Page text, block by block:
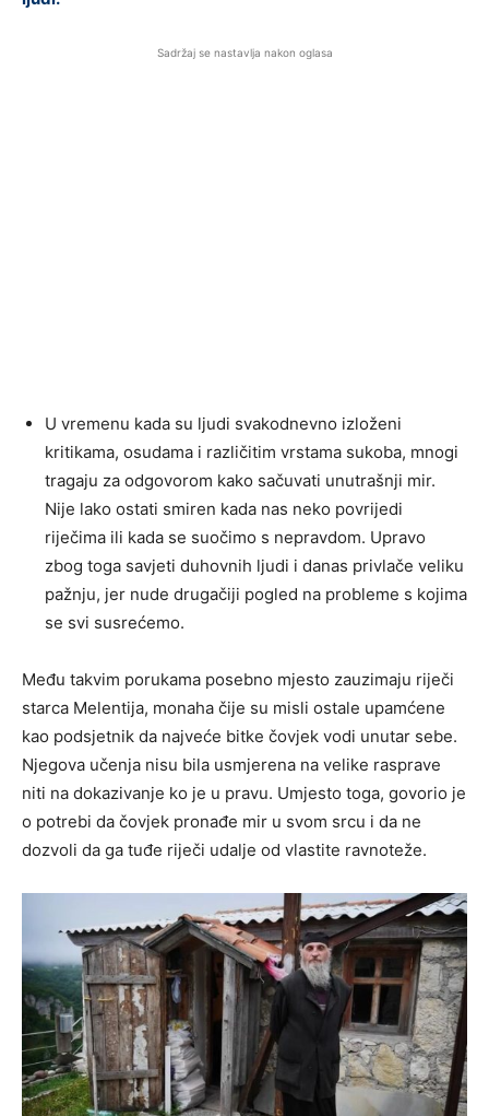
Sadržaj se nastavlja nakon oglasa
U vremenu kada su ljudi svakodnevno izloženi
kritikama, osudama i različitim vrstama sukoba, mnogi
tragaju za odgovorom kako sačuvati unutrašnji mir.
Nije lako ostati smiren kada nas neko povrijedi
riječima ili kada se suočimo s nepravdom. Upravo
zbog toga savjeti duhovnih ljudi i danas privlače veliku
pažnju, jer nude drugačiji pogled na probleme s kojima
se svi susrećemo.
Među takvim porukama posebno mjesto zauzimaju riječi
starca Melentija, monaha čije su misli ostale upamćene
kao podsjetnik da najveće bitke čovjek vodi unutar sebe.
Njegova učenja nisu bila usmjerena na velike rasprave
niti na dokazivanje ko je u pravu. Umjesto toga, govorio je
o potrebi da čovjek pronađe mir u svom srcu i da ne
dozvoli da ga tuđe riječi udalje od vlastite ravnoteže.